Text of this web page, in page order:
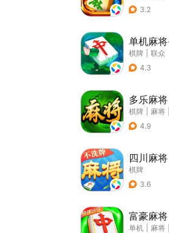
3.2
单机麻
棋牌
联众
4.3
多乐麻将
棋牌 麻将
4.9
四川麻将
棋牌
3.6
富豪麻将
单机 麻将